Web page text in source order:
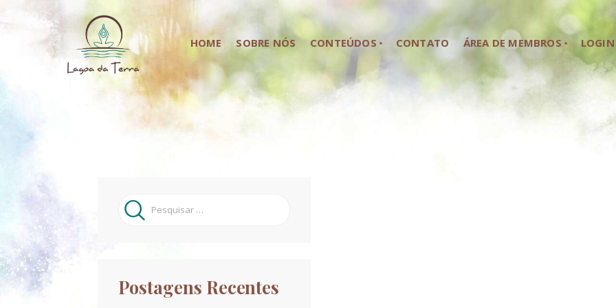
HOME SOBRE NÓS CONTEÚDOS CONTATO ÁREA DE MEMBROS LOGIN
HOME
SOBRE NÓS
CONTEÚDOS
Pesquisar
por:
Postagens Recentes